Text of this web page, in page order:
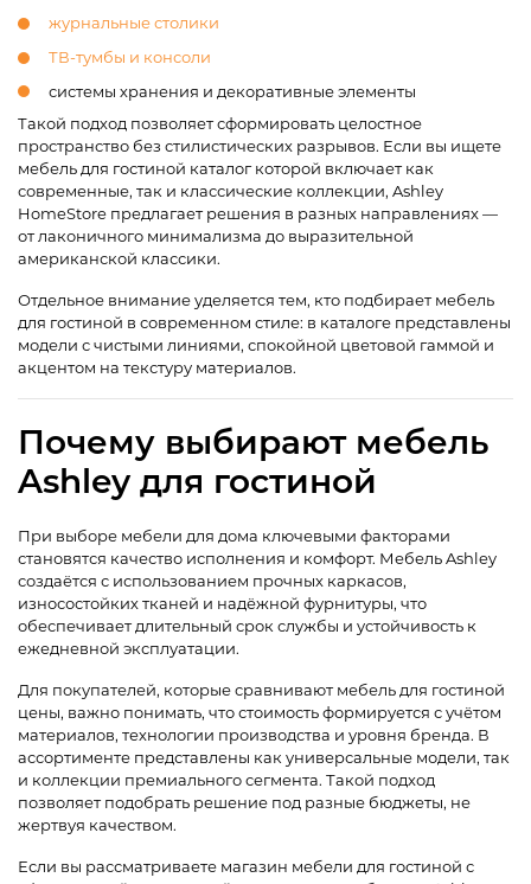
журнальные столики
ТВ-тумбы и консоли
системы хранения и декоративные элементы
Такой подход позволяет сформировать целостное
пространство без стилистических разрывов. Если вы ищете
мебель для гостиной каталог которой включает как
современные, так и классические коллекции, Ashley
HomeStore предлагает решения в разных направлениях —
от лаконичного минимализма до выразительной
американской классики.
Отдельное внимание уделяется тем, кто подбирает мебель
для гостиной в современном стиле: в каталоге представлены
модели с чистыми линиями, спокойной цветовой гаммой и
акцентом на текстуру материалов.
Почему выбирают мебель
Ashley для гостиной
При выборе мебели для дома ключевыми факторами
становятся качество исполнения и комфорт. Мебель Ashley
создаётся с использованием прочных каркасов,
износостойких тканей и надёжной фурнитуры, что
обеспечивает длительный срок службы и устойчивость к
ежедневной эксплуатации.
Для покупателей, которые сравнивают мебель для гостиной
цены, важно понимать, что стоимость формируется с учётом
материалов, технологии производства и уровня бренда. В
ассортименте представлены как универсальные модели, так
и коллекции премиального сегмента. Такой подход
позволяет подобрать решение под разные бюджеты, не
жертвуя качеством.
Если вы рассматриваете магазин мебели для гостиной с